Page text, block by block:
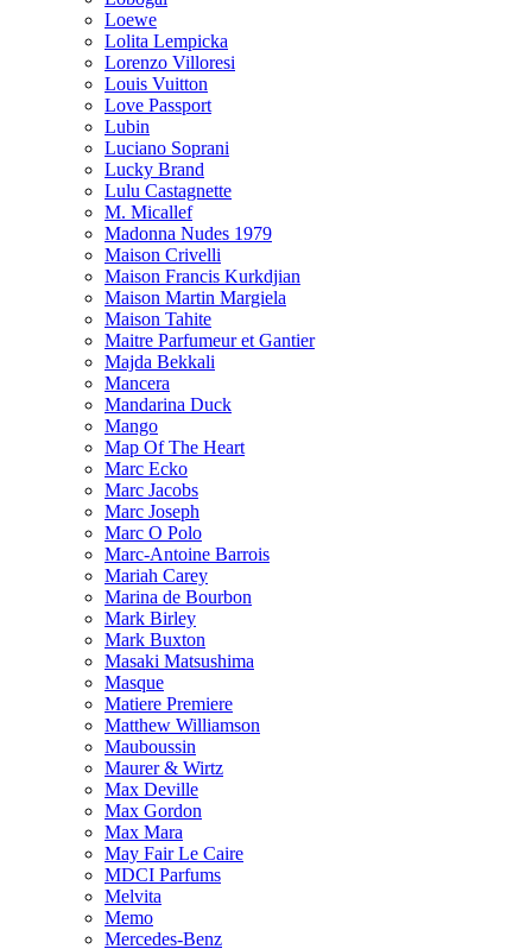
Loewe
Lolita Lempicka
Lorenzo Villoresi
Louis Vuitton
Love Passport
Lubin
Luciano Soprani
Lucky Brand
Lulu Castagnette
M. Micallef
Madonna Nudes 1979
Maison Crivelli
Maison Francis Kurkdjian
Maison Martin Margiela
Maison Tahite
Maitre Parfumeur et Gantier
Majda Bekkali
Mancera
Mandarina Duck
Mango
Map Of The Heart
Marc Ecko
Marc Jacobs
Marc Joseph
Marc O Polo
Marc-Antoine Barrois
Mariah Carey
Marina de Bourbon
Mark Birley
Mark Buxton
Masaki Matsushima
Masque
Matiere Premiere
Matthew Williamson
Mauboussin
Maurer & Wirtz
Max Deville
Max Gordon
Max Mara
May Fair Le Caire
MDCI Parfums
Melvita
Memo
Mercedes-Benz